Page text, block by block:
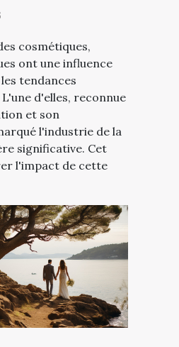
cosmétiques,
ont une influence
tendances
d'elles, reconnue
et son
l'industrie de la
significative. Cet
l'impact de cette